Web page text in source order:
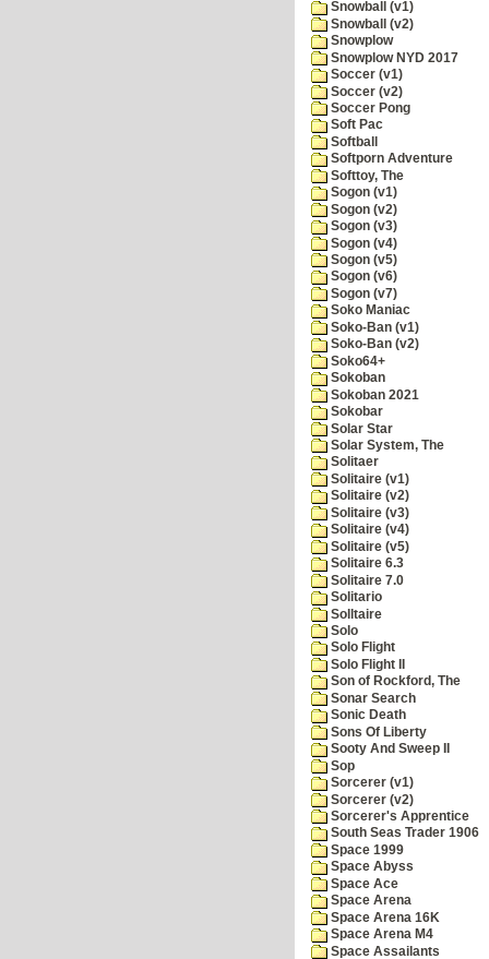
Snowball (v1)
Snowball (v2)
Snowplow
Snowplow NYD 2017
Soccer (v1)
Soccer (v2)
Soccer Pong
Soft Pac
Softball
Softporn Adventure
Softtoy, The
Sogon (v1)
Sogon (v2)
Sogon (v3)
Sogon (v4)
Sogon (v5)
Sogon (v6)
Sogon (v7)
Soko Maniac
Soko-Ban (v1)
Soko-Ban (v2)
Soko64+
Sokoban
Sokoban 2021
Sokobar
Solar Star
Solar System, The
Solitaer
Solitaire (v1)
Solitaire (v2)
Solitaire (v3)
Solitaire (v4)
Solitaire (v5)
Solitaire 6.3
Solitaire 7.0
Solitario
Solltaire
Solo
Solo Flight
Solo Flight II
Son of Rockford, The
Sonar Search
Sonic Death
Sons Of Liberty
Sooty And Sweep II
Sop
Sorcerer (v1)
Sorcerer (v2)
Sorcerer's Apprentice
South Seas Trader 1906
Space 1999
Space Abyss
Space Ace
Space Arena
Space Arena 16K
Space Arena M4
Space Assailants